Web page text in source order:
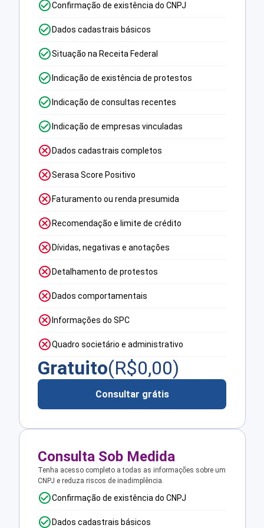
Confirmação de existência do CNPJ
Dados cadastrais básicos
Situação na Receita Federal
Indicação de existência de protestos
Indicação de consultas recentes
Indicação de empresas vinculadas
Dados cadastrais completos
Serasa Score Positivo
Faturamento ou renda presumida
Recomendação e limite de crédito
Dívidas, negativas e anotações
Detalhamento de protestos
Dados comportamentais
Informações do SPC
Quadro societário e administrativo
Gratuito(R$0,00)
Consultar grátis
Consulta Sob Medida
Tenha acesso completo a todas as informações sobre um
CNPJ e reduza riscos de inadimplência.
Confirmação de existência do CNPJ
Dados cadastrais básicos